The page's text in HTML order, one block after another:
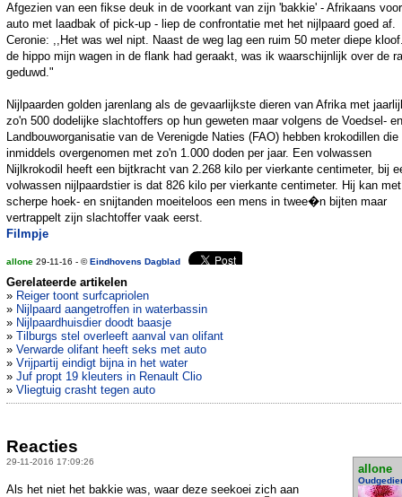
Afgezien van een fikse deuk in de voorkant van zijn 'bakkie' - Afrikaans
auto met laadbak of pick-up - liep de confrontatie met het nijlpaard goed af.
Ceronie: ,,Het was wel nipt. Naast de weg lag een ruim 50 meter diepe
de hippo mijn wagen in de flank had geraakt, was ik waarschijnlijk over de
geduwd."
Nijlpaarden golden jarenlang als de gevaarlijkste dieren van Afrika met
zo'n 500 dodelijke slachtoffers op hun geweten maar volgens de Voedsel- en
Landbouworganisatie van de Verenigde Naties (FAO) hebben krokodillen die
inmiddels overgenomen met zo'n 1.000 doden per jaar. Een volwassen
Nijlkrokodil heeft een bijtkracht van 2.268 kilo per vierkante centimeter, bij
volwassen nijlpaardstier is dat 826 kilo per vierkante centimeter. Hij kan
scherpe hoek- en snijtanden moeiteloos een mens in twee�n bijten maar
vertrappelt zijn slachtoffer vaak eerst.
Filmpje
allone 29-11-16 - ©Eindhovens Dagblad
Gerelateerde artikelen
» Reiger toont surfcapriolen
» Nijlpaard aangetroffen in waterbassin
» Nijlpaardhuisdier doodt baasje
» Tilburgs stel overleeft aanval van olifant
» Verwarde olifant heeft seks met auto
» Vrijpartij eindigt bijna in het water
» Juf propt 19 kleuters in Renault Clio
» Vliegtuig crasht tegen auto
Reacties
29-11-2016 17:09:26
allone
Als het niet het bakkie was, waar deze seekoei zich aan